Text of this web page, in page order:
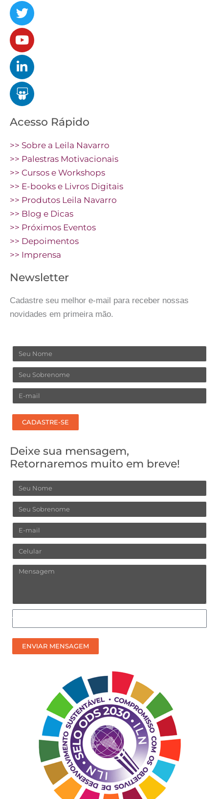
Acesso Rápido
>> Sobre a Leila Navarro
>> Palestras Motivacionais
>> Cursos e Workshops
>> E-books e Livros Digitais
>> Produtos Leila Navarro
>> Blog e Dicas
>> Próximos Eventos
>> Depoimentos
>> Imprensa
Newsletter
Cadastre seu melhor e-mail para receber nossas
novidades em primeira mão.
Nome
Sobrenome
Email
CADASTRE-SE
Deixe sua mensagem,
Retornaremos muito em breve!
Nome
Sobrenome
Email
Celular
Mensagem
Como
prefere
receber
nosso
ENVIAR MENSAGEM